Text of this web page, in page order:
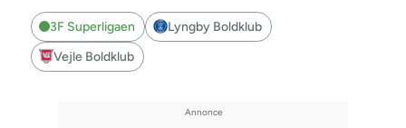
3F Superligaen
Lyngby Boldklub
Vejle Boldklub